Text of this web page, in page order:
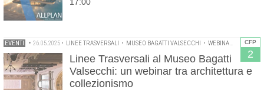
CFP
2
EVENTI • 26.05.2025 • LINEE TRASVERSALI • MUSEO BAGATTI VALSECCHI • WEBINAR
Linee Trasversali al Museo Bagatti
Valsecchi: un webinar tra architettura e
collezionismo